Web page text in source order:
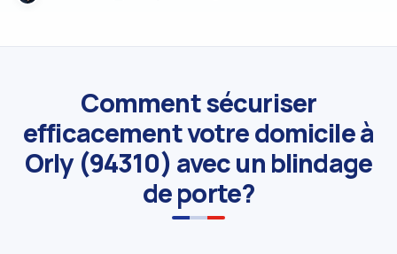
Comment sécuriser
efficacement votre domicile à
Orly (94310) avec un blindage
de porte?